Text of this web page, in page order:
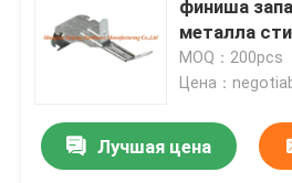
финиша
металла
определяет
MOQ：200pcs
Цена：
Лучшая цена